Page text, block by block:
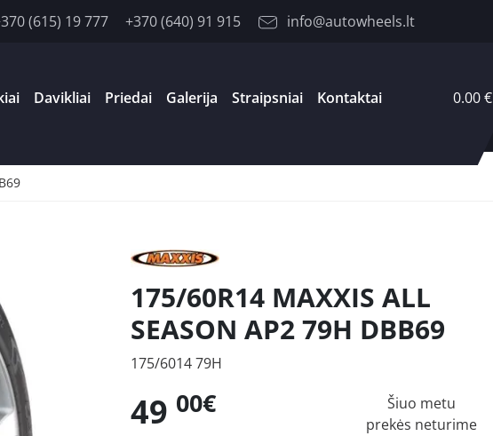
(615) 19 777 +370 (640) 91 915 info@autowheels.lt
Davikliai Priedai Galerija Straipsniai Kontaktai 0.00 €
175/60R14 MAXXIS ALL
SEASON AP2 79H DBB69
175/6014 79H
49 00€
Šiuo metu
prekės neturime